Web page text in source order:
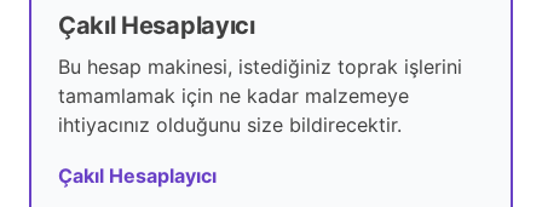
Çakıl Hesaplayıcı
Bu hesap makinesi, istediğiniz toprak işlerini
tamamlamak için ne kadar malzemeye
ihtiyacınız olduğunu size bildirecektir.
Çakıl Hesaplayıcı